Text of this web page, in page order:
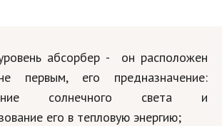
абсорбер - он расположен
первым, его предназначение:
солнечного света и
его в тепловую энергию;